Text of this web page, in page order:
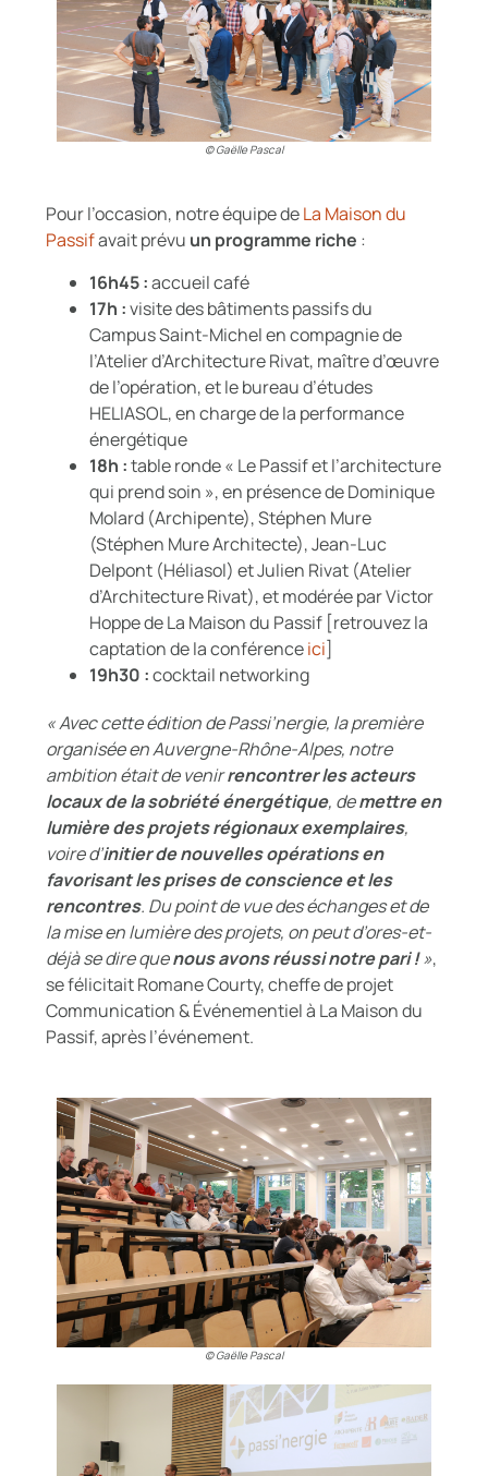
© Gaëlle Pascal
Pour l’occasion, notre équipe deLa Maison du
Passifavait prévu un programme riche :
16h45 :accueil café
17h :visite des bâtiments passifs du
Campus Saint-Michel en compagnie de
l’Atelier d’Architecture Rivat, maître d’œuvre
de l’opération, et le bureau d’études
HELIASOL, en charge de la performance
énergétique
18h :table ronde « Le Passif et l’architecture
qui prend soin », en présence de Dominique
Molard (Archipente), Stéphen Mure
(Stéphen Mure Architecte), Jean-Luc
Delpont (Héliasol) et Julien Rivat (Atelier
d’Architecture Rivat), et modérée par Victor
Hoppe de La Maison du Passif [retrouvez la
captation de la conférenceici]
19h30 :cocktail networking
« Avec cette édition de Passi’nergie, la première
organisée en Auvergne-Rhône-Alpes, notre
ambition était de venirrencontrer les acteurs
locaux de la sobriété énergétique, demettre en
lumière des projets régionaux exemplaires,
voire d’initier de nouvelles opérations en
favorisant les prises de conscience et les
rencontres. Du point de vue des échanges et de
la mise en lumière des projets, on peut d’ores-et-
déjà se dire quenous avons réussi notre pari !»,
se félicitait Romane Courty, cheffe de projet
Communication & Événementiel à La Maison du
Passif, après l’événement.
© Gaëlle Pascal